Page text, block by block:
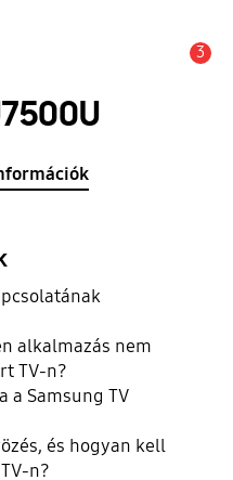
3
alkalmazás nem
TV-n?
a Samsung TV
és hogyan kell
n?